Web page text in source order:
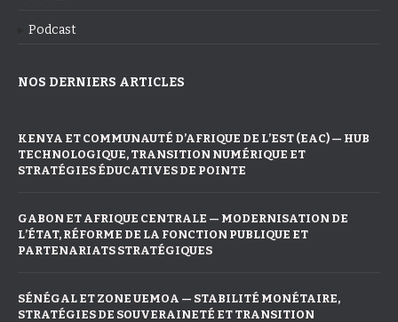
Podcast
NOS DERNIERS ARTICLES
KENYA ET COMMUNAUTÉ D’AFRIQUE DE L’EST (EAC) — HUB
TECHNOLOGIQUE, TRANSITION NUMÉRIQUE ET
STRATÉGIES ÉDUCATIVES DE POINTE
GABON ET AFRIQUE CENTRALE — MODERNISATION DE
L’ÉTAT, RÉFORME DE LA FONCTION PUBLIQUE ET
PARTENARIATS STRATÉGIQUES
SÉNÉGAL ET ZONE UEMOA — STABILITÉ MONÉTAIRE,
STRATÉGIES DE SOUVERAINETÉ ET TRANSITION